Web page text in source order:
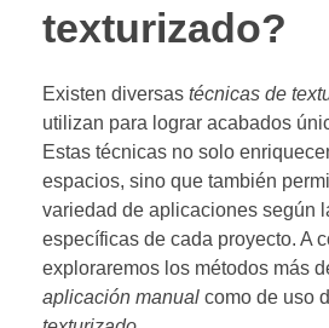
texturizado?
Existen diversas técnicas de
utilizan para lograr acabados
Estas técnicas no solo
espacios, sino que también
variedad de aplicaciones según
específicas de cada proyecto. A
exploraremos los métodos más
aplicación manual como de uso